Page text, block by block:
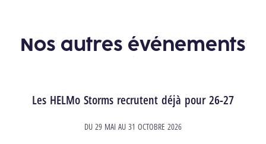
Nos autres événements
Les HELMo Storms recrutent déjà pour 26-27
DU 29 MAI AU 31 OCTOBRE 2026